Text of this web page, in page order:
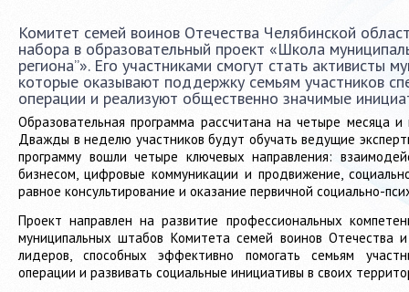
Комитет семей воинов Отечества Челябинской
набора в образовательный проект «Школа
региона”». Его участниками смогут стать активисты
которые оказывают поддержку семьям участников
операции и реализуют общественно значимые
Образовательная программа рассчитана на четыре месяца
Дважды в неделю участников будут обучать ведущие
программу вошли четыре ключевых направления:
бизнесом, цифровые коммуникации и продвижение,
равное консультирование и оказание первичной социально-
Проект направлен на развитие профессиональных
муниципальных штабов Комитета семей воинов Отечества
лидеров, способных эффективно помогать семьям
операции и развивать социальные инициативы в своих